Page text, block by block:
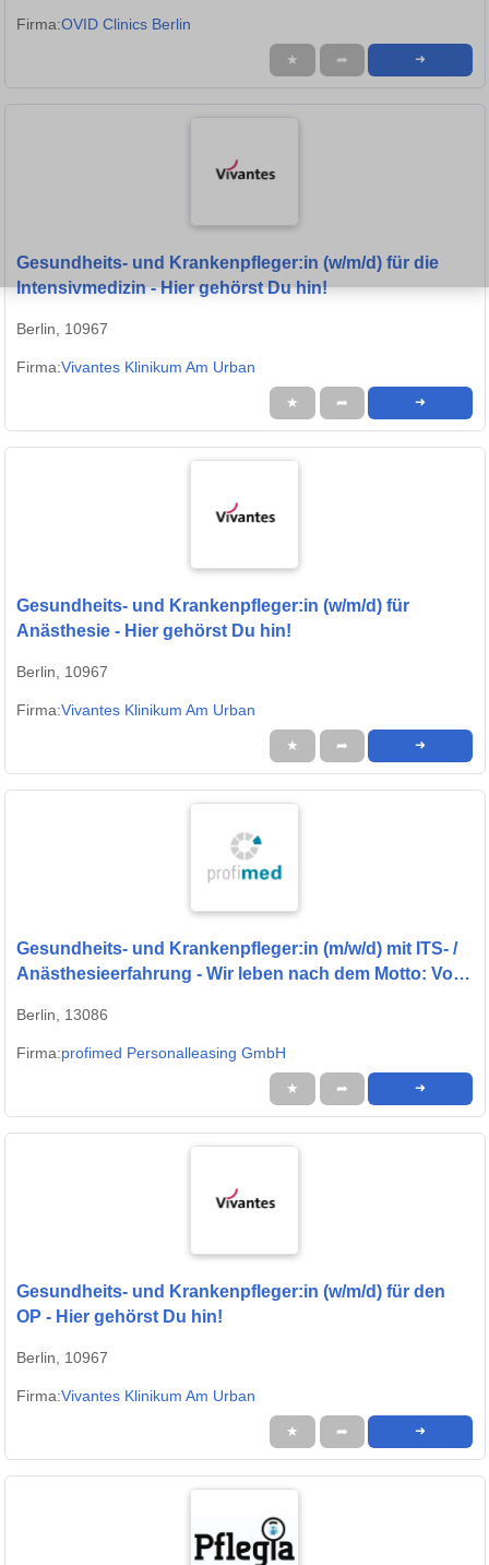
Firma:OVID Clinics Berlin
★ ➦ ➜
Gesundheits- und Krankenpfleger:in (w/m/d) für die
Intensivmedizin - Hier gehörst Du hin!
Berlin, 10967
Firma:Vivantes Klinikum Am Urban
★ ➦ ➜
Gesundheits- und Krankenpfleger:in (w/m/d) für
Anästhesie - Hier gehörst Du hin!
Berlin, 10967
Firma:Vivantes Klinikum Am Urban
★ ➦ ➜
Gesundheits- und Krankenpfleger:in (m/w/d) mit ITS- /
Anästhesieerfahrung - Wir leben nach dem Motto: Von
Berlin, 13086
Firma:profimed Personalleasing GmbH
★ ➦ ➜
Gesundheits- und Krankenpfleger:in (w/m/d) für den
OP - Hier gehörst Du hin!
Berlin, 10967
Firma:Vivantes Klinikum Am Urban
★ ➦ ➜